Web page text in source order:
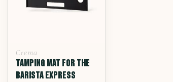
Crema
TAMPING MAT FOR THE
BARISTA EXPRESS